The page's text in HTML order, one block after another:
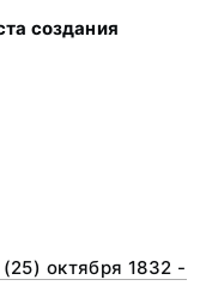
создания
октября 1832 -